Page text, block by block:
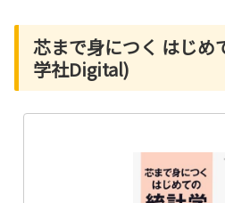
芯まで身につく はじめ
学社Digital)